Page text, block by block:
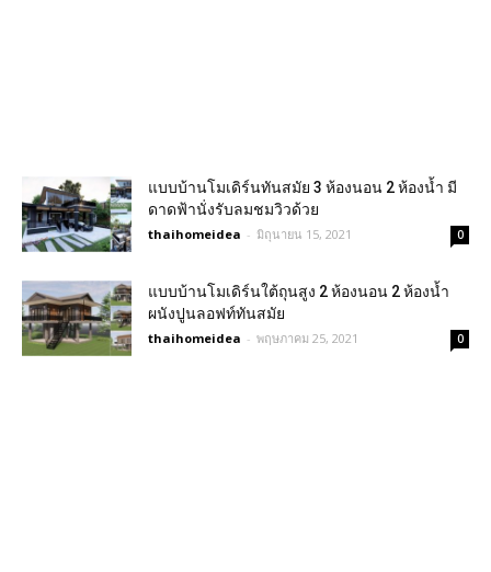
แบบบ้านโมเดิร์นทันสมัย 3 ห้องนอน 2 ห้องน้ำ มี
ดาดฟ้านั่งรับลมชมวิวด้วย
thaihomeidea - มิถุนายน 15, 2021 0
แบบบ้านโมเดิร์นใต้ถุนสูง 2 ห้องนอน 2 ห้องน้ำ
ผนังปูนลอฟท์ทันสมัย
thaihomeidea - พฤษภาคม 25, 2021 0